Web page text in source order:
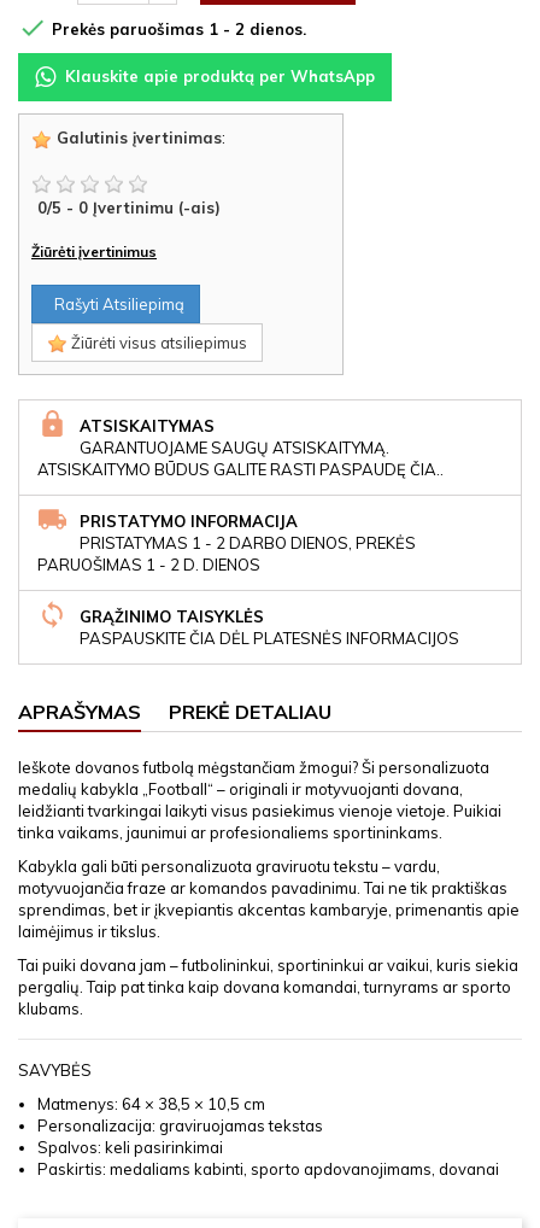
 Prekės paruošimas 1 - 2 dienos.
Klauskite apie produktą per WhatsApp
Galutinis įvertinimas:
0/5 - 0 Įvertinimu (-ais)
Žiūrėti įvertinimus
Rašyti Atsiliepimą
Žiūrėti visus atsiliepimus
ATSISKAITYMAS
GARANTUOJAME SAUGŲ ATSISKAITYMĄ.
ATSISKAITYMO BŪDUS GALITE RASTI PASPAUDĘ ČIA..
PRISTATYMO INFORMACIJA
PRISTATYMAS 1 - 2 DARBO DIENOS, PREKĖS
PARUOŠIMAS 1 - 2 D. DIENOS
GRĄŽINIMO TAISYKLĖS
PASPAUSKITE ČIA DĖL PLATESNĖS INFORMACIJOS
APRAŠYMAS PREKĖ DETALIAU
Ieškote dovanos futbolą mėgstančiam žmogui? Ši personalizuota
medalių kabykla „Football“ – originali ir motyvuojanti dovana,
leidžianti tvarkingai laikyti visus pasiekimus vienoje vietoje. Puikiai
tinka vaikams, jaunimui ar profesionaliems sportininkams.
Kabykla gali būti personalizuota graviruotu tekstu – vardu,
motyvuojančia fraze ar komandos pavadinimu. Tai ne tik praktiškas
sprendimas, bet ir įkvepiantis akcentas kambaryje, primenantis apie
laimėjimus ir tikslus.
Tai puiki dovana jam – futbolininkui, sportininkui ar vaikui, kuris siekia
pergalių. Taip pat tinka kaip dovana komandai, turnyrams ar sporto
klubams.
SAVYBĖS
Matmenys: 64 × 38,5 × 10,5 cm
Personalizacija: graviruojamas tekstas
Spalvos: keli pasirinkimai
Paskirtis: medaliams kabinti, sporto apdovanojimams, dovanai